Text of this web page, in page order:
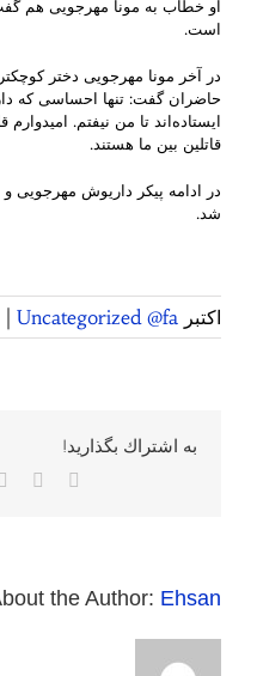
او خطاب به مونا مهرجویی هم
است.
در آخر مونا مهرجویی دختر
حاضران گفت: تنها احساسی که
ایستاده‌اند تا من نیفتم. امیدوارم
قاتلین بین ما هستند.
در ادامه پیکر داریوش
شد.
اکتبر 18th, 2023 Uncategorized @fa
به اشتراك بگذاريد!
the Author: Ehsan